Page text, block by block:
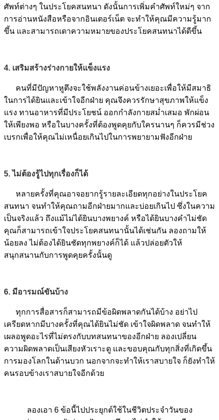
ศัพท์ต่างๆ ในประโยคสนทนา ดังนั้นการเพิ่มคำศัพท์ใหม่ๆ จาก
การอ่านหนังสือหรือจากอินเตอร์เน็ต จะทำให้คุณมีความรู้มาก
ขึ้น และสามารถเดาความหมายของประโยคสนทนาได้ดีขึ้น
4. เสริมสร้างร่างกายให้แข็งแรง
คนที่มีปัญหาหูตึงจะใช้พลังงานค่อนข้างเยอะเพื่อให้มีสมาธิ
ในการได้ยินและเข้าใจอีกฝ่าย คุณจึงควรรักษาสุขภาพให้แข็ง
แรง ทานอาหารที่มีประโยชน์ ออกกำลังกายสม่ำเสมอ พักผ่อน
ให้เพียงพอ หรือในบางครั้งที่ต้องพูดคุยกับใครนานๆ ก็ควรมีช่วง
เบรกเพื่อให้คุณไม่เหนื่อยเกินไปในการพยายามฟังอีกฝ่าย
5. ไม่ต้องรู้ไปทุกเรื่องก็ได้
หลายครั้งที่คุณอาจอยากรู้รายละเอียดทุกอย่างในประโยค
สนทนา จนทำให้คุณถามอีกฝ่ายมากและบ่อยเกินไป ซึ่งในความ
เป็นจริงแล้ว ถึงแม้ไม่ได้ยินบางพยางค์ หรือได้ยินบางคำไม่ชัด
คุณก็สามารถเข้าใจประโยคสนทนานั้นได้เช่นกัน ลองถามให้
น้อยลง ไม่ต้องได้ยินชัดทุกพยางค์ก็ได้ แล้วปล่อยตัวให้
สนุกสนานกับการพูดคุยครั้งนั้นดู
6. มีอารมณ์ขันบ้าง
ทุกการสื่อสารก็สามารถมีข้อผิดพลาดกันได้บ้าง อย่าไป
เครียดหากมีบางครั้งที่คุณได้ยินไม่ชัด เข้าใจผิดพลาด จนทำให้
เผลอพูดอะไรที่ไม่ตรงกับบทสนทนาของอีกฝ่าย ลองเปลี่ยน
ความผิดพลาดเป็นเสียงหัวเราะดู และขอบคุณกับทุกสิ่งที่เกิดขึ้น
การมองโลกในด้านบวก นอกจากจะทำให้เราสบายใจ ก็ยังทำให้
คนรอบข้างเราสบายใจอีกด้วย
ลองเอา 6 ข้อนี้ไปประยุกต์ใช้ในชีวิตประจำวันของ